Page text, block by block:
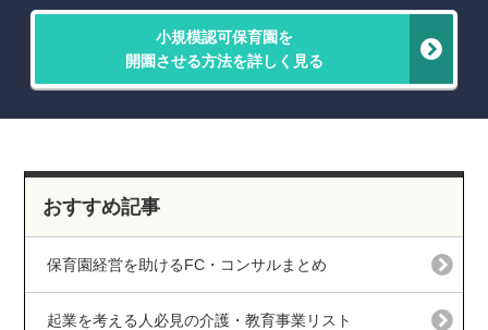
小規模認可保育園を
開園させる方法を詳しく見る
おすすめ記事
保育園経営を助けるFC・コンサルまとめ
起業を考える人必見の介護・教育事業リスト